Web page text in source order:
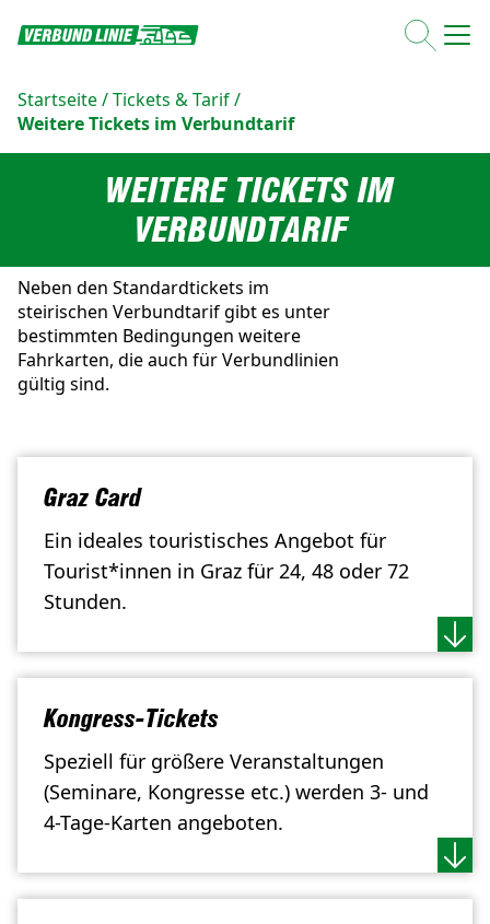
Startseite/Tickets & Tarif/
Weitere Tickets im Verbundtarif
WEITERE TICKETS IM
VERBUNDTARIF
Neben den Standardtickets im
steirischen Verbundtarif gibt es unter
bestimmten Bedingungen weitere
Fahrkarten, die auch für Verbundlinien
gültig sind.
Graz Card
Ein ideales touristisches Angebot für
Tourist*innen in Graz für 24, 48 oder 72
Stunden.
Kongress-Tickets
Speziell für größere Veranstaltungen
(Seminare, Kongresse etc.) werden 3- und
4-Tage-Karten angeboten.